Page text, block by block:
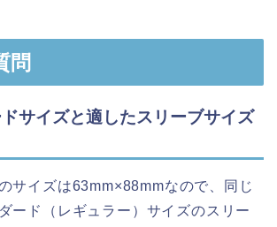
問
サイズと適したスリーブサイズ
サイズは63mm×88mmなので、同じ
ード（レギュラー）サイズのスリー